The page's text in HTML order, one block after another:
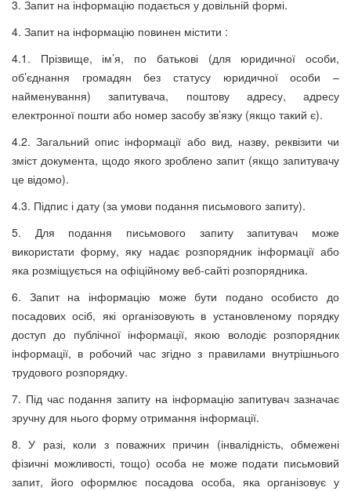
3. Запит на інформацію подається у довільній формі.
4. Запит на інформацію повинен містити :
4.1. Прізвище, ім’я, по батькові (для юридичної особи,
об’єднання громадян без статусу юридичної особи –
найменування) запитувача, поштову адресу, адресу
електронної пошти або номер засобу зв’язку (якщо такий є).
4.2. Загальний опис інформації або вид, назву, реквізити чи
зміст документа, щодо якого зроблено запит (якщо запитувачу
це відомо).
4.3. Підпис і дату (за умови подання письмового запиту).
5. Для подання письмового запиту запитувач може
використати форму, яку надає розпорядник інформації або
яка розміщується на офіційному веб-сайті розпорядника.
6. Запит на інформацію може бути подано особисто до
посадових осіб, які організовують в установленому порядку
доступ до публічної інформації, якою володіє розпорядник
інформації, в робочий час згідно з правилами внутрішнього
трудового розпорядку.
7. Під час подання запиту на інформацію запитувач зазначає
зручну для нього форму отримання інформації.
8. У разі, коли з поважних причин (інвалідність, обмежені
фізичні можливості, тощо) особа не може подати письмовий
запит, його оформлює посадова особа, яка організовує у